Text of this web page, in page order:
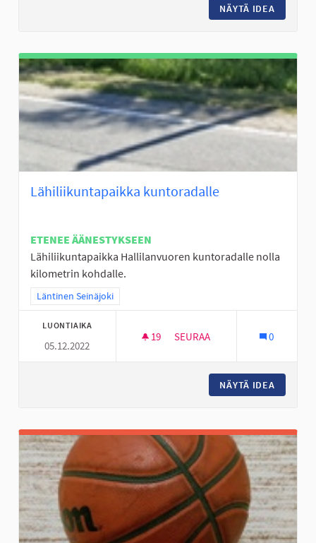
NÄYTÄ IDEA
Lähiliikuntapaikka kuntoradalle
ETENEE ÄÄNESTYKSEEN
Lähiliikuntapaikka Hallilanvuoren kuntoradalle nolla
kilometrin kohdalle.
Rajaa tulokset teeman mukaan: Läntinen Seinäjoki
Läntinen Seinäjoki
LUONTIAIKA
05.12.2022
19 19 SEURAAJAA
SEURAA 0
NÄYTÄ IDEA